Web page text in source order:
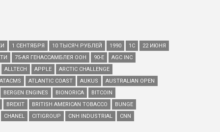
1 СЕНТЯБРЯ 10 ТЫСЯЧ РУБЛЕЙ 1990 1С
22 ИЮНЯ
75-АЯ ГЕНАССАМБЛЕЯ ООН 90-Е
AGC INC
ALLTECH APPLE
ARCTIC CHALLENGE
ATACMS ATLANTIC COAST AUKUS
AUSTRALIAN OPEN
BERGEN ENGINES BIONORICA
BITCOIN
BREXIT BRITISH AMERICAN TOBACCO
BUNGE
CHANEL CITIGROUP CNH INDUSTRIAL
CNN